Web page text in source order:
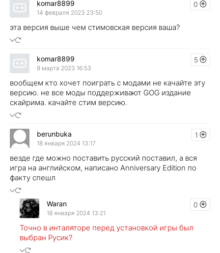
0
komar8899
14 февраля 2023 23:50
эта версия выше чем стимовская версия ваша?
5
komar8899
8 марта 2023 16:53
вообщем кто хочет поиграть с модами не качайте эту
версию. не все моды поддерживают GOG издание
скайрима. качайте стим версию.
1
berunbuka
18 января 2024 13:17
везде где можно поставить русский поставил, а вся
игра на английском, написано Anniversary Edition по
факту спешл
0
Waran
18 января 2024 13:21
Точно в инталяторе перед установкой игры был
выбран Русик?